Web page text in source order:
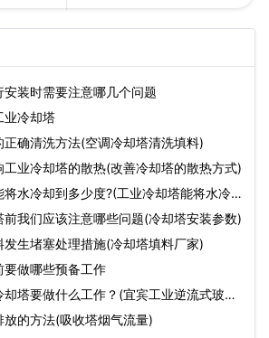
却塔前
…
璃钢冷却塔的产品应用特点
分享(上海标准型玻璃
装时需要注意哪几个问题
业冷却塔
正确清洗方法(空调冷却塔清洗填料)
业冷却塔的散热(改善冷却塔的散热方式)
将水冷却到多少度?(工业冷却塔能将水冷
我们应该注意哪些问题(冷却塔安装参数)
发生堵塞处理措施(冷却塔填料厂家)
要做哪些预备工作
塔要做什么工作？(宜宾工业逆流式玻璃
放的方法(吸收塔烟气流量)